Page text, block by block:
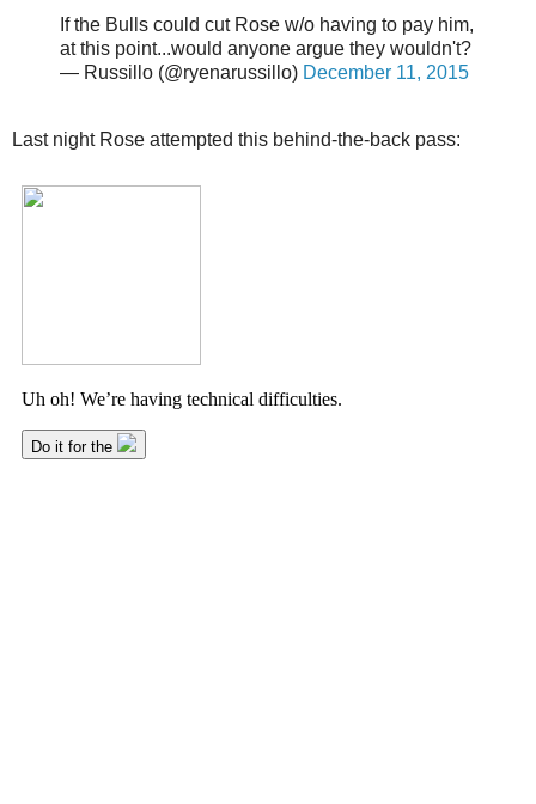
If the Bulls could cut Rose w/o having to pay him,
at this point...would anyone argue they wouldn't?
— Russillo (@ryenarussillo) December 11, 2015
Last night Rose attempted this behind-the-back pass: